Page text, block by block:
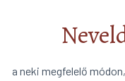
a neki megfelelő